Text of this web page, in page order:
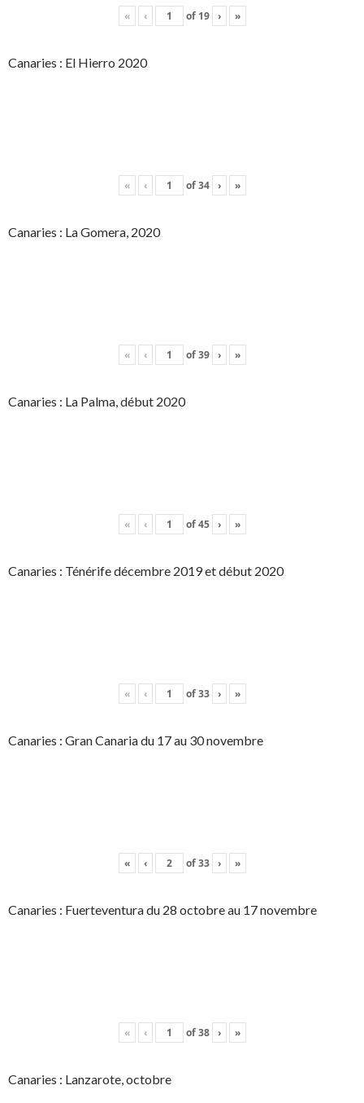
« ‹ of 19 › »
Canaries : El Hierro 2020
« ‹ of34 › »
Canaries : La Gomera, 2020
« ‹ of39 › »
Canaries : La Palma, début 2020
« ‹ of45 › »
Canaries : Ténérife décembre 2019 et début 2020
« ‹ of33 › »
Canaries : Gran Canaria du 17 au 30 novembre
« ‹ of33 › »
Canaries : Fuerteventura du 28 octobre au 17 novembre
« ‹ of38 › »
Canaries : Lanzarote, octobre